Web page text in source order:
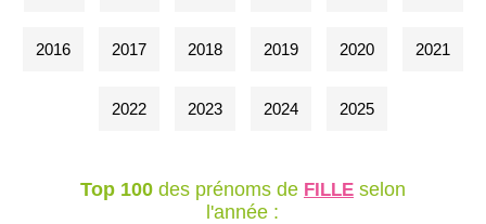
2016 2017 2018 2019 2020 2021
2022 2023 2024 2025
Top 100des prénoms de FILLEselon
l'année :